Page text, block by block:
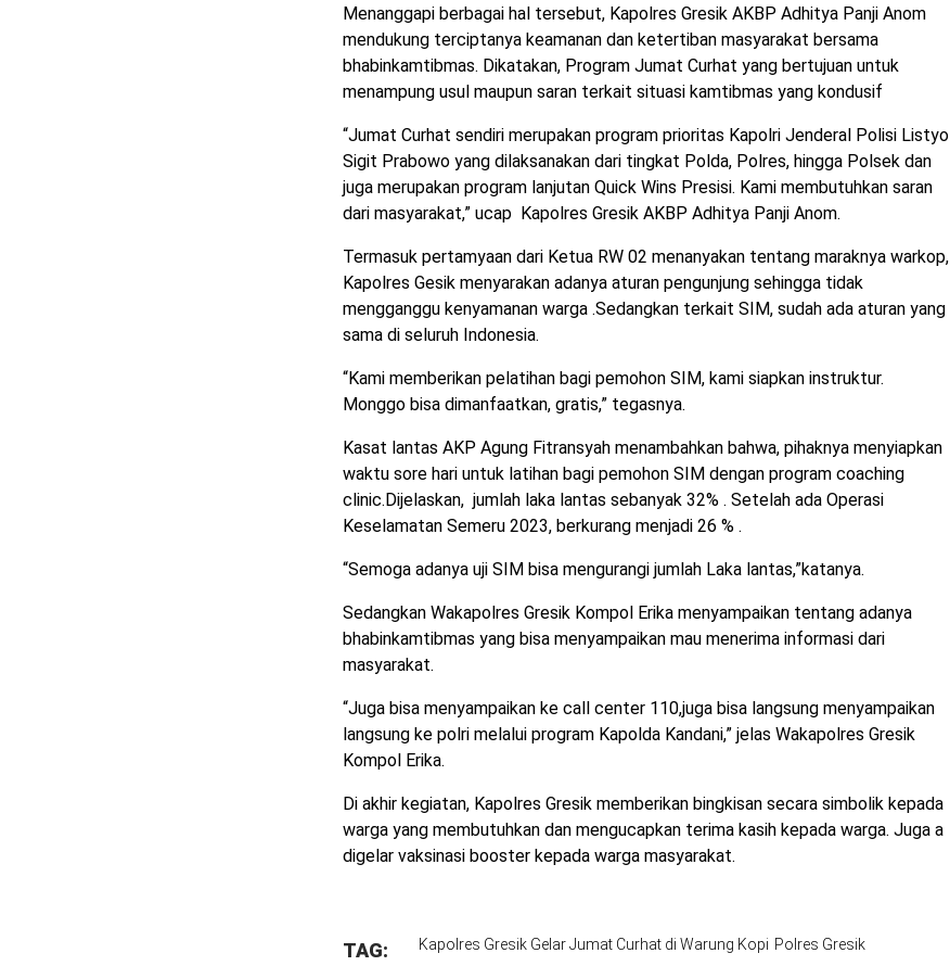
Menanggapi berbagai hal tersebut, Kapolres Gresik AKBP Adhitya Panji Anom
mendukung terciptanya keamanan dan ketertiban masyarakat bersama
bhabinkamtibmas. Dikatakan, Program Jumat Curhat yang bertujuan untuk
menampung usul maupun saran terkait situasi kamtibmas yang kondusif
“Jumat Curhat sendiri merupakan program prioritas Kapolri Jenderal Polisi Listyo
Sigit Prabowo yang dilaksanakan dari tingkat Polda, Polres, hingga Polsek dan
juga merupakan program lanjutan Quick Wins Presisi. Kami membutuhkan saran
dari masyarakat,” ucap Kapolres Gresik AKBP Adhitya Panji Anom.
Termasuk pertamyaan dari Ketua RW 02 menanyakan tentang maraknya warkop,
Kapolres Gesik menyarakan adanya aturan pengunjung sehingga tidak
mengganggu kenyamanan warga .Sedangkan terkait SIM, sudah ada aturan yang
sama di seluruh Indonesia.
“Kami memberikan pelatihan bagi pemohon SIM, kami siapkan instruktur.
Monggo bisa dimanfaatkan, gratis,” tegasnya.
Kasat lantas AKP Agung Fitransyah menambahkan bahwa, pihaknya menyiapkan
waktu sore hari untuk latihan bagi pemohon SIM dengan program coaching
clinic.Dijelaskan, jumlah laka lantas sebanyak 32% . Setelah ada Operasi
Keselamatan Semeru 2023, berkurang menjadi 26 % .
“Semoga adanya uji SIM bisa mengurangi jumlah Laka lantas,”katanya.
Sedangkan Wakapolres Gresik Kompol Erika menyampaikan tentang adanya
bhabinkamtibmas yang bisa menyampaikan mau menerima informasi dari
masyarakat.
“Juga bisa menyampaikan ke call center 110,juga bisa langsung menyampaikan
langsung ke polri melalui program Kapolda Kandani,” jelas Wakapolres Gresik
Kompol Erika.
Di akhir kegiatan, Kapolres Gresik memberikan bingkisan secara simbolik kepada
warga yang membutuhkan dan mengucapkan terima kasih kepada warga. Juga a
digelar vaksinasi booster kepada warga masyarakat.
TAG: Kapolres Gresik Gelar Jumat Curhat di Warung Kopi Polres Gresik